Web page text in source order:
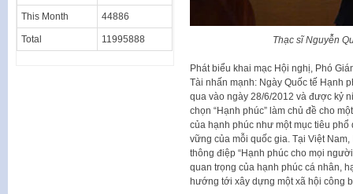
Thạc sĩ Nguyễn
Phát biểu khai mạc Hội nghị, Phó
Tài nhấn mạnh: Ngày Quốc tế Hạnh
qua vào ngày 28/6/2012 và được kỷ
chọn “Hạnh phúc” làm chủ đề cho
của hạnh phúc như một mục tiêu
vững của mỗi quốc gia. Tại Việt
thông điệp “Hạnh phúc cho mọi
quan trọng của hạnh phúc cá nhân,
hướng tới xây dựng một xã hội công
This Month 44886
Total 11995888